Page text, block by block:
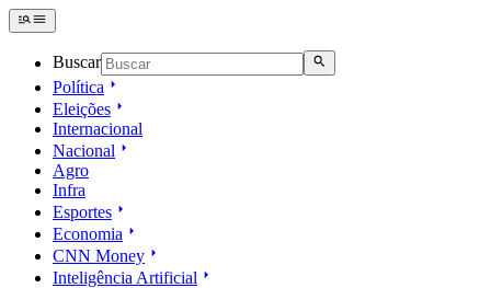
Buscar
Política
Eleições
Internacional
Nacional
Agro
Infra
Esportes
Economia
CNN Money
Inteligência Artificial